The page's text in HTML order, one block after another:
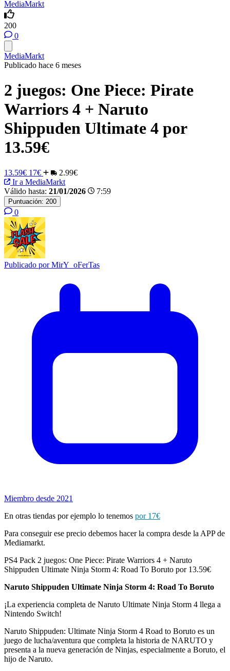
MediaMarkt
200
0
MediaMarkt
Publicado hace 6 meses
2 juegos: One Piece: Pirate
Warriors 4 + Naruto
Shippuden Ultimate 4 por
13.59€
13.59€ 17€
2.99€
Ir a MediaMarkt
Válido hasta: 21/01/2026 7:59
Puntuación: 200
0
Publicado porMirY_oFerTas
Miembro desde 2021
En otras tiendas por ejemplo lo tenemos por 17€
Para conseguir ese precio debemos hacer la compra desde la APP de
Mediamarkt.
PS4 Pack 2 juegos: One Piece: Pirate Warriors 4 + Naruto
Shippuden Ultimate Ninja Storm 4: Road To Boruto por 13.59€
Naruto Shippuden Ultimate Ninja Storm 4: Road To Boruto
¡La experiencia completa de Naruto Ultimate Ninja Storm 4 llega a
Nintendo Switch!
Naruto Shippuden: Ultimate Ninja Storm 4 Road to Boruto es un
juego de lucha/aventura que completa la historia de NARUTO y
presenta a la nueva generación de Ninjas, especialmente a Boruto, el
hijo de Naruto.